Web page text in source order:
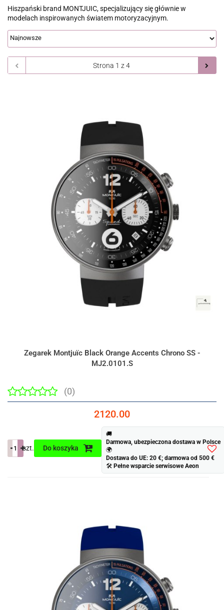
Hiszpański brand MONTJUIC, specjalizujący się głównie w
modelach inspirowanych światem motoryzacyjnym.
Zegarek Montjuïc Black Orange Accents Chrono SS -
MJ2.0101.S
(0)
2120.00
szt. Do koszyka
🚚
Darmowa, ubezpieczona dostawa w Polsce
🌍
Dostawa do UE: 20 €; darmowa od 500 €
🛠 Pełne wsparcie serwisowe Aeon
Do